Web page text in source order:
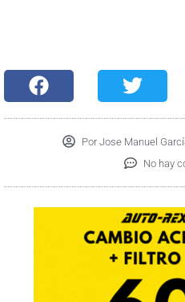
Por Jose Manuel
No hay